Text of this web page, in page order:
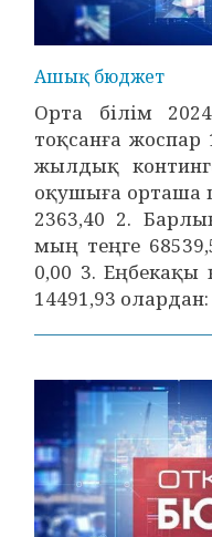
Ашық бюджет
Орта білім
тоқсанға
жылдық
оқушыға орташа
2363,40 2.
мың теңге
0,00 3. Еңбекақы
14491,93 олардан: